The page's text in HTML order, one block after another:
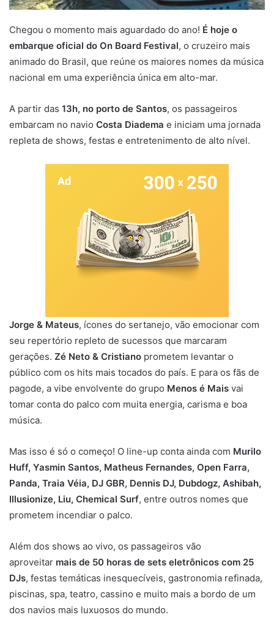
Chegou o momento mais aguardado do ano! É hoje o
embarque oficial do On Board Festival, o cruzeiro mais
animado do Brasil, que reúne os maiores nomes da música
nacional em uma experiência única em alto-mar.
A partir das 13h, no porto de Santos, os passageiros
embarcam no navio Costa Diadema e iniciam uma jornada
repleta de shows, festas e entretenimento de alto nível.
Jorge & Mateus, ícones do sertanejo, vão emocionar com
seu repertório repleto de sucessos que marcaram
gerações. Zé Neto & Cristiano prometem levantar o
público com os hits mais tocados do país. E para os fãs de
pagode, a vibe envolvente do grupo Menos é Mais vai
tomar conta do palco com muita energia, carisma e boa
música.
Mas isso é só o começo! O line-up conta ainda com Murilo
Huff, Yasmin Santos, Matheus Fernandes, Open Farra,
Panda, Traia Véia, DJ GBR, Dennis DJ, Dubdogz, Ashibah,
Illusionize, Liu, Chemical Surf, entre outros nomes que
prometem incendiar o palco.
Além dos shows ao vivo, os passageiros vão
aproveitar mais de 50 horas de sets eletrônicos com 25
DJs, festas temáticas inesquecíveis, gastronomia refinada,
piscinas, spa, teatro, cassino e muito mais a bordo de um
dos navios mais luxuosos do mundo.